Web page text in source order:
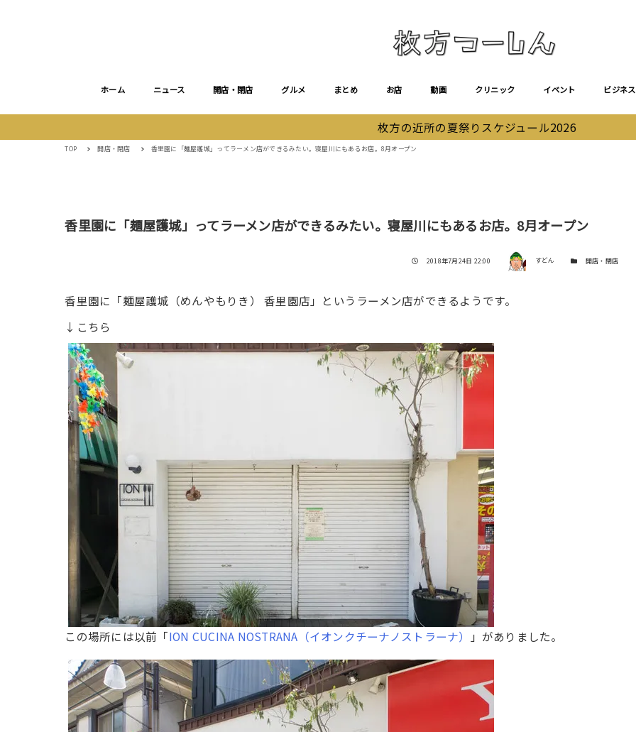
ホーム ニュース 開店・閉店 グルメ まとめ お店 動画 クリニック イベント ビジネス
枚方の近所の夏祭りスケジュール2026
TOP 開店・閉店 香里園に「麺屋護城」ってラーメン店ができるみたい。寝屋川にもあるお店。8月オープン
香里園に「麺屋護城」ってラーメン店ができるみたい。寝屋川にもあるお店。8月オープン
投稿日
2018年7月24日 22:00 著者 すどん カテゴリー開店・閉店
香里園に「麺屋護城（めんやもりき） 香里園店」というラーメン店ができるようです。
↓こちら
この場所には以前「ION CUCINA NOSTRANA（イオンクチーナノストラーナ） 」がありました。